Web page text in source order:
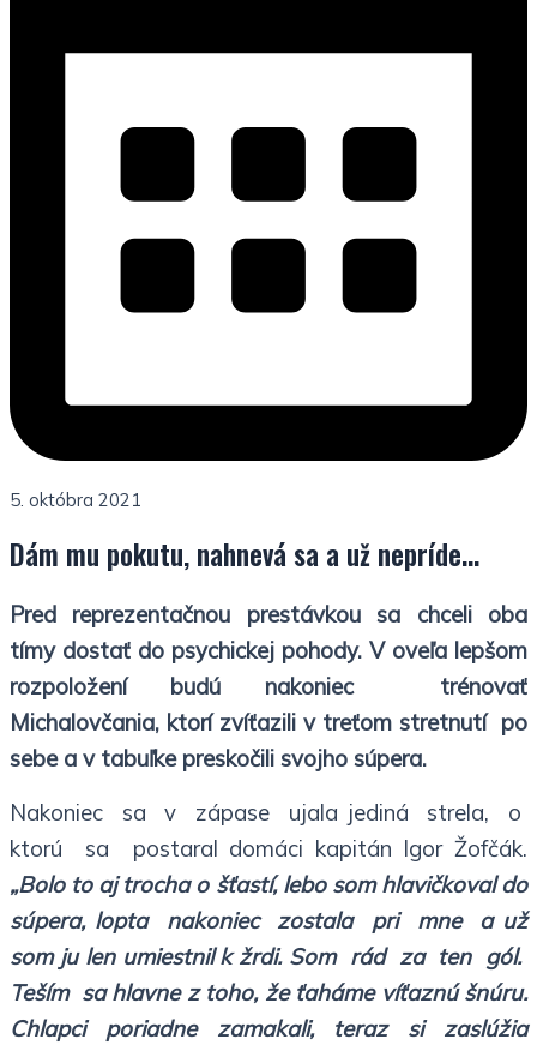
5. októbra 2021
Dám mu pokutu, nahnevá sa a už nepríde…
Pred reprezentačnou prestávkou sa chceli oba
tímy dostať do psychickej pohody. V oveľa lepšom
rozpoložení budú nakoniec trénovať
Michalovčania, ktorí zvíťazili v treťom stretnutí po
sebe a v tabuľke preskočili svojho súpera.
Nakoniec sa v zápase ujala jediná strela, o
ktorú sa postaral domáci kapitán Igor Žofčák.
„Bolo to aj trocha o šťastí, lebo som hlavičkoval do
súpera, lopta nakoniec zostala pri mne a už
som ju len umiestnil k žrdi. Som rád za ten gól.
Teším sa hlavne z toho, že ťaháme víťaznú šnúru.
Chlapci poriadne zamakali, teraz si zaslúžia